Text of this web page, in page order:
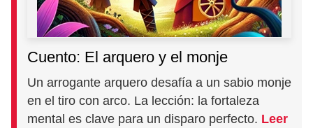
Cuento: El arquero y el monje
Un arrogante arquero desafía a un sabio monje
en el tiro con arco. La lección: la fortaleza
mental es clave para un disparo perfecto. Leer